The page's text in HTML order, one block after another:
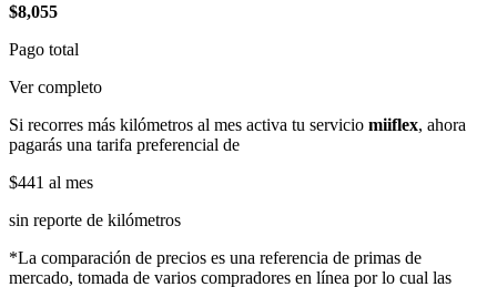
$8,055
Pago total
Ver completo
Si recorres más kilómetros al mes activa tu servicio miiflex, ahora
pagarás una tarifa preferencial de
$441 al mes
sin reporte de kilómetros
*La comparación de precios es una referencia de primas de
mercado, tomada de varios compradores en línea por lo cual las